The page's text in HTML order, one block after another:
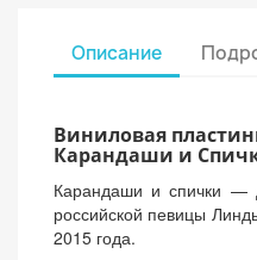
Описание
Виниловая
Карандаши и
Карандаши и спички —
российской певицы
2015 года.